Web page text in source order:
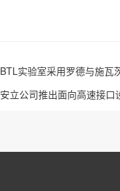
BTL实验室采用罗德与施瓦
安立公司推出面向高速接